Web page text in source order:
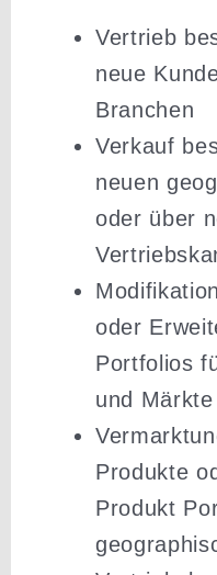
Vertrieb
neue
Branchen
Verkauf
neuen
oder über
oder
Portfolios
und Märkte
Produkte
Produkt